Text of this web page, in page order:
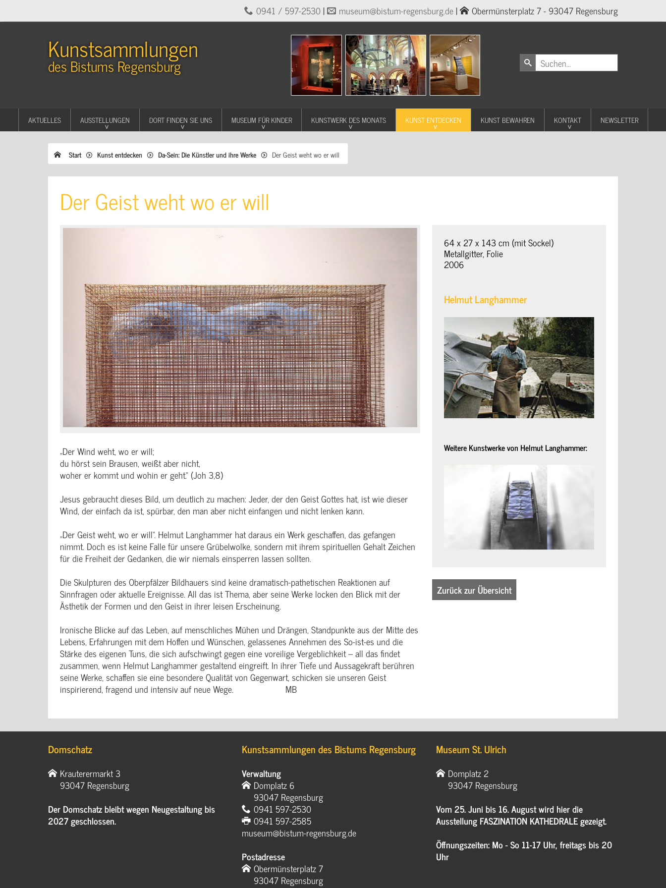
0941 / 597-2530| museum@bistum-regensburg.de| Obermünsterplatz 7 - 93047 Regensburg
Kunstsammlungen
des Bistums Regensburg
AKTUELLES AUSSTELLUNGEN DORT FINDEN SIE UNS MUSEUM FÜR KINDER KUNSTWERK DES MONATS KUNST ENTDECKEN KUNST BEWAHREN KONTAKT NEWSLETTER
Start Kunst entdecken Da-Sein: Die Künstler und ihre Werke Der Geist weht wo er will
Der Geist weht wo er will
„Der Wind weht, wo er will;
du hörst sein Brausen, weißt aber nicht,
woher er kommt und wohin er geht.“ (Joh 3,8)
Jesus gebraucht dieses Bild, um deutlich zu machen: Jeder, der den Geist Gottes hat, ist wie dieser
Wind, der einfach da ist, spürbar, den man aber nicht einfangen und nicht lenken kann.
„Der Geist weht, wo er will“. Helmut Langhammer hat daraus ein Werk geschaffen, das gefangen
nimmt. Doch es ist keine Falle für unsere Grübelwolke, sondern mit ihrem spirituellen Gehalt Zeichen
für die Freiheit der Gedanken, die wir niemals einsperren lassen sollten.
Die Skulpturen des Oberpfälzer Bildhauers sind keine dramatisch-pathetischen Reaktionen auf
Sinnfragen oder aktuelle Ereignisse. All das ist Thema, aber seine Werke locken den Blick mit der
Ästhetik der Formen und den Geist in ihrer leisen Erscheinung.
Ironische Blicke auf das Leben, auf menschliches Mühen und Drängen, Standpunkte aus der Mitte des
Lebens, Erfahrungen mit dem Hoffen und Wünschen, gelassenes Annehmen des So-ist-es und die
Stärke des eigenen Tuns, die sich aufschwingt gegen eine voreilige Vergeblichkeit – all das findet
zusammen, wenn Helmut Langhammer gestaltend eingreift. In ihrer Tiefe und Aussagekraft berühren
seine Werke, schaffen sie eine besondere Qualität von Gegenwart, schicken sie unseren Geist
inspirierend, fragend und intensiv auf neue Wege. MB
64 x 27 x 143 cm (mit Sockel)
Metallgitter, Folie
2006
Helmut Langhammer
Weitere Kunstwerke von Helmut Langhammer:
Zurück zur Übersicht
Domschatz
Krauterermarkt 3
93047 Regensburg
Der Domschatz bleibt wegen Neugestaltung bis
2027 geschlossen.
Kunstsammlungen des Bistums Regensburg
Verwaltung
Domplatz 6
93047 Regensburg
0941 597-2530
0941 597-2585
museum@bistum-regensburg.de
Postadresse
Obermünsterplatz 7
93047 Regensburg
Museum St. Ulrich
Domplatz 2
93047 Regensburg
Vom 25. Juni bis 16. August wird hier die
Ausstellung FASZINATION KATHEDRALE gezeigt.
Öffnungszeiten: Mo - So 11-17 Uhr, freitags bis 20
Uhr